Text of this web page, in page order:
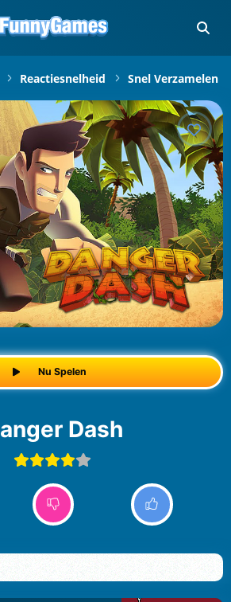
Reactiesnelheid Snel Verzamelen
Nu Spelen
Danger Dash